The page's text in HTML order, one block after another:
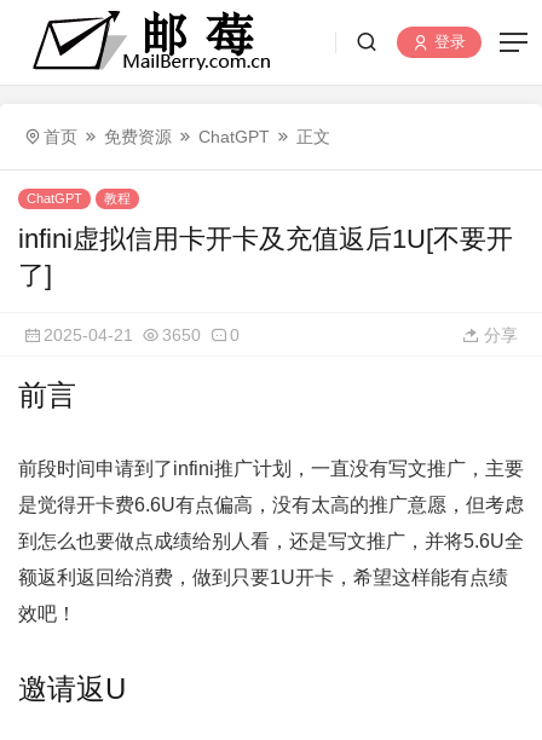
登录
首页 免费资源 ChatGPT 正文
ChatGPT 教程
infini虚拟信用卡开卡及充值返后1U[不要开
了]
2025-04-21 3650 0 分享
前言
前段时间申请到了infini推广计划，一直没有写文推广，主要
是觉得开卡费6.6U有点偏高，没有太高的推广意愿，但考虑
到怎么也要做点成绩给别人看，还是写文推广，并将5.6U全
额返利返回给消费，做到只要1U开卡，希望这样能有点绩
效吧！
邀请返U